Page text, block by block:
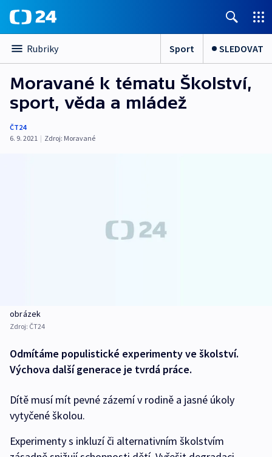
Rubriky Sport SLEDOVAT
Moravané k tématu Školství,
sport, věda a mládež
ČT24
6. 9. 2021 | Zdroj: Moravané
obrázek
Zdroj: ČT24
Odmítáme populistické experimenty ve školství.
Výchova další generace je tvrdá práce.
Dítě musí mít pevné zázemí v rodině a jasné úkoly
vytyčené školou.
Experimenty s inkluzí či alternativním školstvím